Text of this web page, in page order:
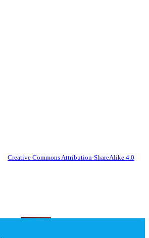
Creative Commons Attribution-ShareAlike 4.0